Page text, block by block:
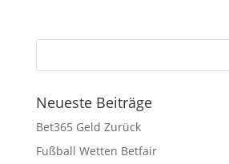
Neueste Beiträge
Bet365 Geld Zurück
Fußball Wetten Betfair